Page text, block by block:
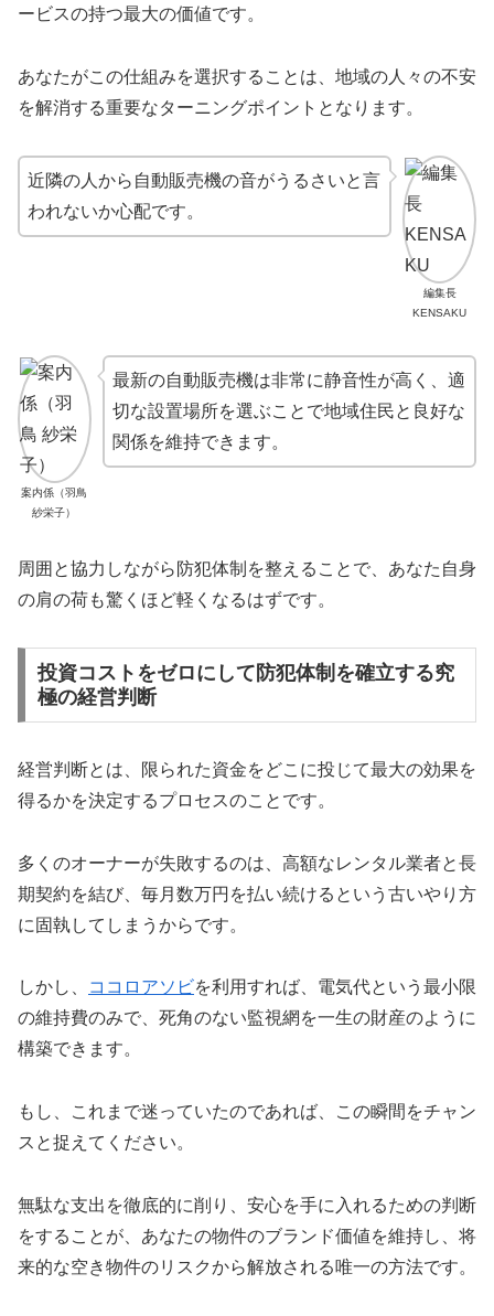
ービスの持つ最大の価値です。
あなたがこの仕組みを選択することは、地域の人々の不安
を解消する重要なターニングポイントとなります。
編集長
KENSAKU
近隣の人から自動販売機の音がうるさいと言
われないか心配です。
案内係（羽鳥
紗栄子）
最新の自動販売機は非常に静音性が高く、適
切な設置場所を選ぶことで地域住民と良好な
関係を維持できます。
周囲と協力しながら防犯体制を整えることで、あなた自身
の肩の荷も驚くほど軽くなるはずです。
投資コストをゼロにして防犯体制を確立する究
極の経営判断
経営判断とは、限られた資金をどこに投じて最大の効果を
得るかを決定するプロセスのことです。
多くのオーナーが失敗するのは、高額なレンタル業者と長
期契約を結び、毎月数万円を払い続けるという古いやり方
に固執してしまうからです。
しかし、 ココロアソビを利用すれば、電気代という最小限
の維持費のみで、死角のない監視網を一生の財産のように
構築できます。
もし、これまで迷っていたのであれば、この瞬間をチャン
スと捉えてください。
無駄な支出を徹底的に削り、安心を手に入れるための判断
をすることが、あなたの物件のブランド価値を維持し、将
来的な空き物件のリスクから解放される唯一の方法です。